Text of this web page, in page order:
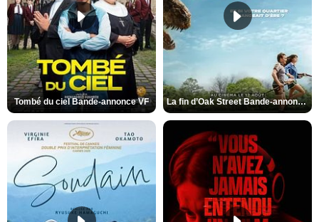
Tombé du ciel Bande-annonce VF La fin d’Oak Street Bande-annonce VO STFR